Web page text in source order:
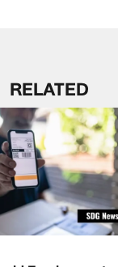
RELATED